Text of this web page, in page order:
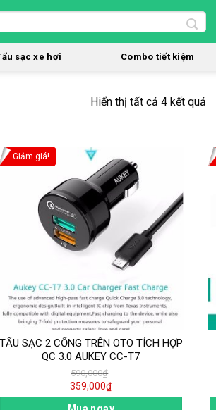
sạc xe hơi Combo tiết kiệm
Hiển thị tất cả 4 kết quả
Giảm giá!
TẨU SẠC 2 CỔNG TRÊN OTO TÍCH HỢP
QC 3.0 AUKEY CC-T7
590,000₫
359,000₫